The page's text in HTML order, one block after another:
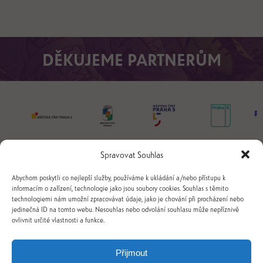
Spravovat Souhlas
Abychom poskytli co nejlepší služby, používáme k ukládání a/nebo přístupu k
informacím o zařízení, technologie jako jsou soubory cookies. Souhlas s těmito
technologiemi nám umožní zpracovávat údaje, jako je chování při procházení nebo
jedinečná ID na tomto webu. Nesouhlas nebo odvolání souhlasu může nepříznivě
ovlivnit určité vlastnosti a funkce.
Přijmout
DĚKUJEME PARTNERŮM
+420 731 239 237